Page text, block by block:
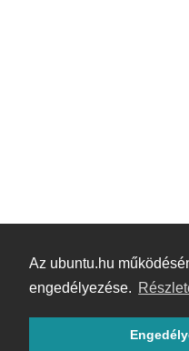
Az ubuntu.hu
engedélyezése.
Hoppá! Valami hiba